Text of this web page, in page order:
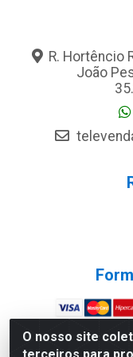
O nosso site
R. Hortêncio
João